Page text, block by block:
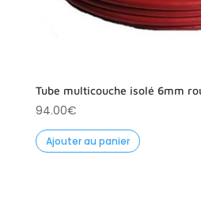
Tube multicouche isolé 6mm
94.00€
Ajouter au panier